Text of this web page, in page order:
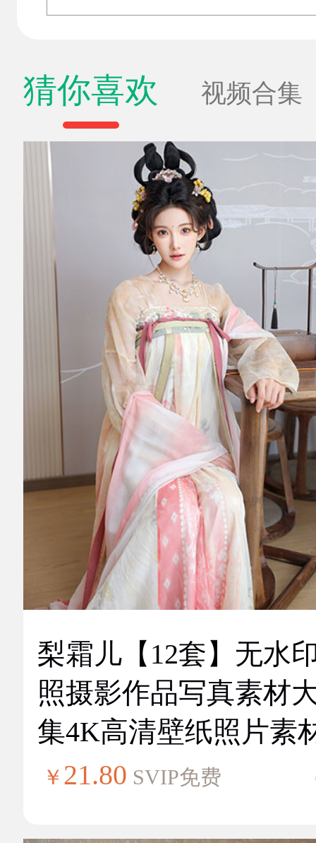
猜你喜欢 视频合集
梨霜儿【12套】无水
照摄影作品写真素材
集4K高清壁纸照片素
￥ 21.80 SVIP免费